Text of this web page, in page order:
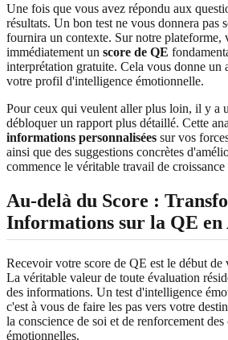
Une fois que vous avez répondu aux
résultats. Un bon test ne vous donnera pas
fournira un contexte. Sur notre plateforme,
immédiatement un score de QE
interprétation gratuite. Cela vous donne un
votre profil d'intelligence émotionnelle.
Pour ceux qui veulent aller plus loin, il y a
débloquer un rapport plus détaillé. Cette
informations personnalisées sur vos
ainsi que des suggestions concrètes
commence le véritable travail de croissance
Au-delà du Score :
Informations sur la QE en
Recevoir votre score de QE est le début
La véritable valeur de toute évaluation
des informations. Un test d'intelligence
c'est à vous de faire les pas vers votre
la conscience de soi et de renforcement des
émotionnelles.